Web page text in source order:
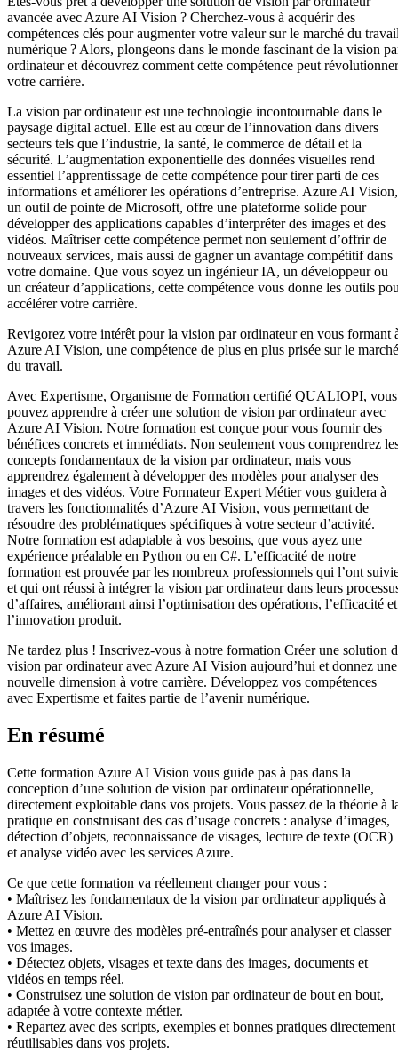
avancée avec Azure AI Vision ? Cherchez-vous à acquérir des
compétences clés pour augmenter votre valeur sur le marché du
numérique ? Alors, plongeons dans le monde fascinant de la vision
ordinateur et découvrez comment cette compétence peut révolutionner
votre carrière.
La vision par ordinateur est une technologie incontournable dans le
paysage digital actuel. Elle est au cœur de l’innovation dans divers
secteurs tels que l’industrie, la santé, le commerce de détail et la
sécurité. L’augmentation exponentielle des données visuelles rend
essentiel l’apprentissage de cette compétence pour tirer parti de ces
informations et améliorer les opérations d’entreprise. Azure AI Vision,
un outil de pointe de Microsoft, offre une plateforme solide pour
développer des applications capables d’interpréter des images et des
vidéos. Maîtriser cette compétence permet non seulement d’offrir de
nouveaux services, mais aussi de gagner un avantage compétitif dans
votre domaine. Que vous soyez un ingénieur IA, un développeur ou
un créateur d’applications, cette compétence vous donne les outils
accélérer votre carrière.
Revigorez votre intérêt pour la vision par ordinateur en vous formant
Azure AI Vision, une compétence de plus en plus prisée sur le marché
du travail.
Avec Expertisme, Organisme de Formation certifié QUALIOPI, vous
pouvez apprendre à créer une solution de vision par ordinateur avec
Azure AI Vision. Notre formation est conçue pour vous fournir des
bénéfices concrets et immédiats. Non seulement vous comprendrez
concepts fondamentaux de la vision par ordinateur, mais vous
apprendrez également à développer des modèles pour analyser des
images et des vidéos. Votre Formateur Expert Métier vous guidera à
travers les fonctionnalités d’Azure AI Vision, vous permettant de
résoudre des problématiques spécifiques à votre secteur d’activité.
Notre formation est adaptable à vos besoins, que vous ayez une
expérience préalable en Python ou en C#. L’efficacité de notre
formation est prouvée par les nombreux professionnels qui l’ont
et qui ont réussi à intégrer la vision par ordinateur dans leurs
d’affaires, améliorant ainsi l’optimisation des opérations, l’efficacité et
l’innovation produit.
Ne tardez plus ! Inscrivez-vous à notre formation Créer une solution
vision par ordinateur avec Azure AI Vision aujourd’hui et donnez une
nouvelle dimension à votre carrière. Développez vos compétences
avec Expertisme et faites partie de l’avenir numérique.
En résumé
Cette formation Azure AI Vision vous guide pas à pas dans la
conception d’une solution de vision par ordinateur opérationnelle,
directement exploitable dans vos projets. Vous passez de la théorie à
pratique en construisant des cas d’usage concrets : analyse d’images,
détection d’objets, reconnaissance de visages, lecture de texte (OCR)
et analyse vidéo avec les services Azure.
Ce que cette formation va réellement changer pour vous :
• Maîtrisez les fondamentaux de la vision par ordinateur appliqués à
Azure AI Vision.
• Mettez en œuvre des modèles pré-entraînés pour analyser et classer
vos images.
• Détectez objets, visages et texte dans des images, documents et
vidéos en temps réel.
• Construisez une solution de vision par ordinateur de bout en bout,
adaptée à votre contexte métier.
• Repartez avec des scripts, exemples et bonnes pratiques directement
réutilisables dans vos projets.